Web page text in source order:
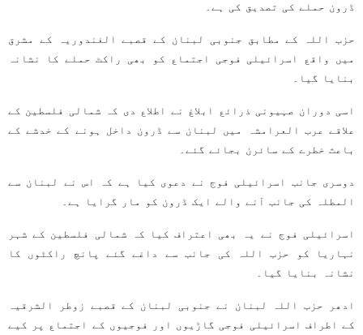
ڈرون حملے کی تصدیق کی ہے۔
حزب اللہ کے مطابق جنوبی لبنان کے قصبے الغندوریہ کے مشرق
میں واقع اسرائیلی فوجی اجتماع کو بھی راکٹ حملے کا نشانہ
بنایا گیا۔
اسی دوران صہیونی ذرائع ابلاغ نے اطلاع دی کہ شمالی فلسطین کے
علاقے عرب العرامشہ میں لبنان سے ڈرون داخل ہونے کے خدشے کے
باعث خطرے کے سائرن بجائے گئے۔
دوسری جانب اسرائیلی فوج نے دعوی کیا ہے کہ اس نے لبنان سے
المطلہ کی جانب آنے والے ایک ڈرون کو مار گرایا ہے۔
اسرائیلی فوج نے یہ بھی اعتراف کیا کہ شمالی فلسطین کے شہر
نہاریا کو حزب اللہ کی جانب سے داغے گئے پانچ راکٹوں کا
نشانہ بنایا گیا۔
ادھر حزب اللہ لبنان نے جنوبی لبنان کے قصبے زوطر الشرقیہ
کے اطراف اسرائیلی فوجی گاڑیوں اور فوجیوں کے اجتماع پر کیے